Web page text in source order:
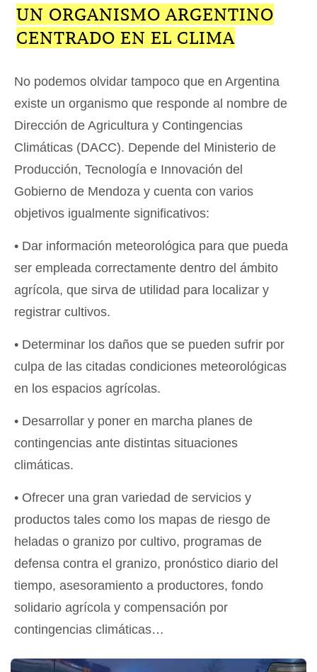
UN ORGANISMO ARGENTINO
CENTRADO EN EL CLIMA
No podemos olvidar tampoco que en Argentina
existe un organismo que responde al nombre de
Dirección de Agricultura y Contingencias
Climáticas (DACC). Depende del Ministerio de
Producción, Tecnología e Innovación del
Gobierno de Mendoza y cuenta con varios
objetivos igualmente significativos:
• Dar información meteorológica para que pueda
ser empleada correctamente dentro del ámbito
agrícola, que sirva de utilidad para localizar y
registrar cultivos.
• Determinar los daños que se pueden sufrir por
culpa de las citadas condiciones meteorológicas
en los espacios agrícolas.
• Desarrollar y poner en marcha planes de
contingencias ante distintas situaciones
climáticas.
• Ofrecer una gran variedad de servicios y
productos tales como los mapas de riesgo de
heladas o granizo por cultivo, programas de
defensa contra el granizo, pronóstico diario del
tiempo, asesoramiento a productores, fondo
solidario agrícola y compensación por
contingencias climáticas…